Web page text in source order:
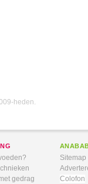
heden.
gedrag
Sitemap
Colofon